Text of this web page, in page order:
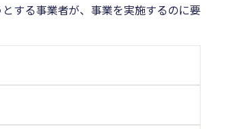
する事業者が、事業を実施するのに要